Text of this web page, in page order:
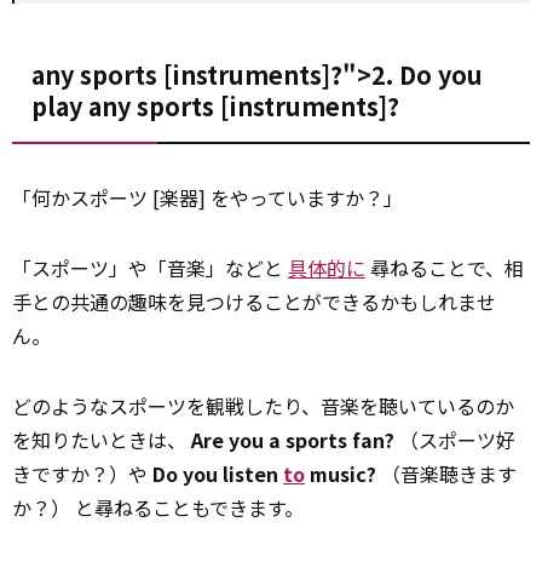
any sports [instruments]?">2. Do you
play anysports [instruments]?
「何かスポーツ [楽器] をやっていますか？」
「スポーツ」や「音楽」などと 具体的に 尋ねることで、相
手との共通の趣味を見つけることができるかもしれませ
ん。
どのようなスポーツを観戦したり、音楽を聴いているのか
を知りたいときは、Are you a sports fan? （スポーツ好
きですか？）や Do you listen to music? （音楽聴きます
か？） と尋ねることもできます。